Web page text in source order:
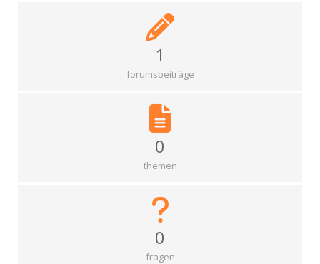
1
forumsbeiträge
0
themen
0
fragen